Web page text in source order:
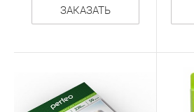
ЗАКАЗАТЬ